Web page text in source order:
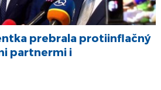
prebrala protiinflačný
partnermi i